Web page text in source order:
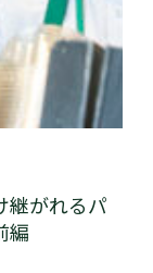
継がれるパ
編